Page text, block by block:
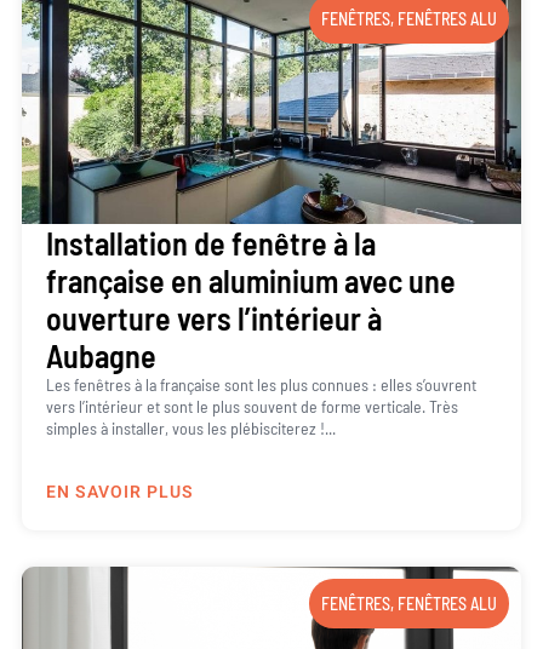
FENÊTRES, FENÊTRES ALU
Installation de fenêtre à la
française en aluminium avec une
ouverture vers l’intérieur à
Aubagne
Les fenêtres à la française sont les plus connues : elles s’ouvrent
vers l’intérieur et sont le plus souvent de forme verticale. Très
simples à installer, vous les plébisciterez !...
EN SAVOIR PLUS
FENÊTRES, FENÊTRES ALU